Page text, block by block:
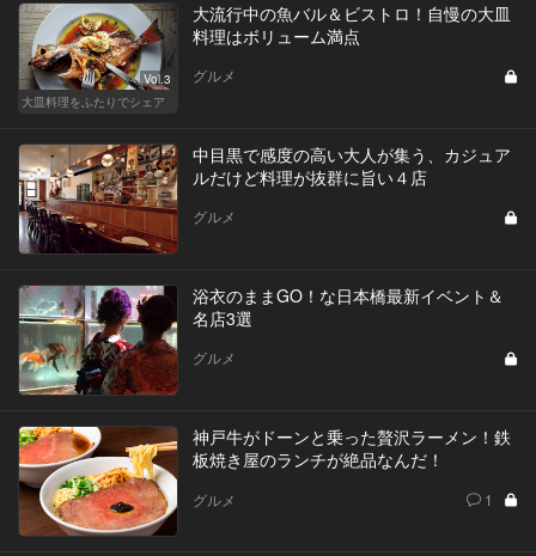
Vol.3
大皿料理をふたりでシェア
大流行中の魚バル＆ビストロ！自慢の大皿
料理はボリューム満点
グルメ
中目黒で感度の高い大人が集う、カジュア
ルだけど料理が抜群に旨い４店
グルメ
浴衣のままGO！な日本橋最新イベント＆
名店3選
グルメ
神戸牛がドーンと乗った贅沢ラーメン！鉄
板焼き屋のランチが絶品なんだ！
グルメ 1